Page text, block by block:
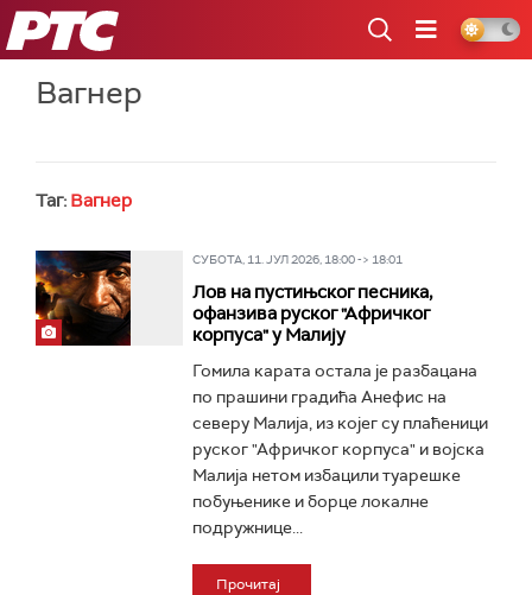
РТС
Вагнер
Таг: Вагнер
СУБОТА, 11. ЈУЛ 2026, 18:00 -> 18:01
Лов на пустињског песника,
офанзива руског "Афричког
корпуса" у Малију
Гомила карата остала је разбацана
по прашини градића Анефис на
северу Малија, из којег су плаћеници
руског "Афричког корпуса" и војска
Малија нетом избацили туарешке
побуњенике и борце локалне
подружнице...
Прочитај